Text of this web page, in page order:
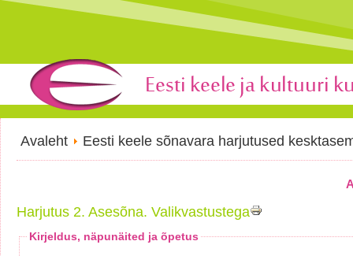
Avaleht Eesti keele sõnavara harjutused
Harjutus 2. Asesõna. Valikvastustega
Kirjeldus, näpunäited ja õpetus